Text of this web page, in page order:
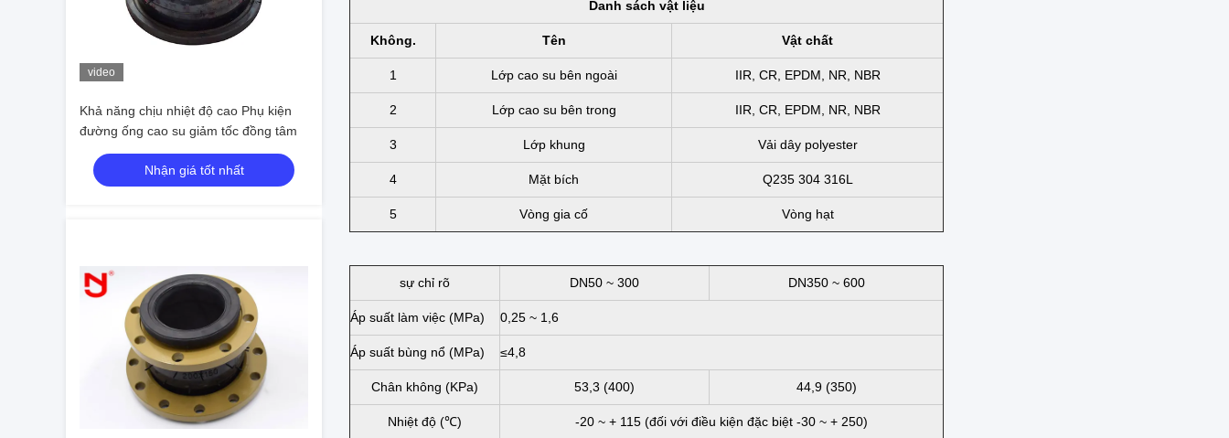
video
Khả năng chịu nhiệt độ cao Phụ kiện
đường ống cao su giảm tốc đồng tâm
Nhận giá tốt nhất
Danh sách vật liệu
Không. Tên Vật chất
1 Lớp cao su bên ngoài IIR, CR, EPDM, NR, NBR
2 Lớp cao su bên trong IIR, CR, EPDM, NR, NBR
3 Lớp khung Vải dây polyester
4 Mặt bích Q235 304 316L
5 Vòng gia cố Vòng hạt
sự chỉ rõ DN50 ~ 300 DN350 ~ 600
Áp suất làm việc (MPa) 0,25 ~ 1,6
Áp suất bùng nổ (MPa) ≤4,8
Chân không (KPa) 53,3 (400) 44,9 (350)
Nhiệt độ (℃) -20 ~ + 115 (đối với điều kiện đặc biệt -30 ~ + 250)